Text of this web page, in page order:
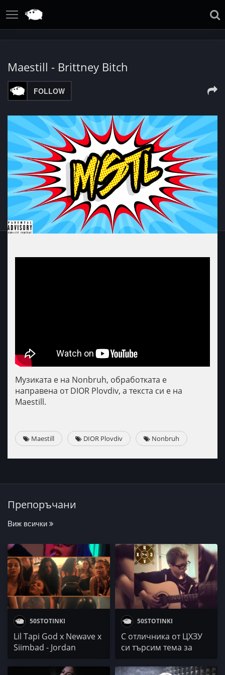
Maestill - Brittney Bitch
FOLLOW
Музиката е на Nonbruh, обработката е
направена от DIOR Plovdiv, а текста си е на
Maestill.
Maestill DIOR Plovdiv Nonbruh
Препоръчани
Виж всички
50STOTINKI
Lil Tapi God x Newave x
Siimbad - Jordan
50STOTINKI
С отличника от ЦХЗУ
си търсим тема за